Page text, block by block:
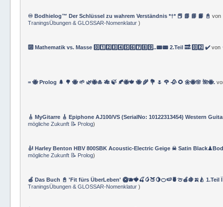
♾️ Bodhielog™ Der Schlüssel zu wahrem Verständnis *†* 📕 📗 📘 📙 📓von
TraningsÜbungen & GLOSSAR-Nomenklatur)
🔟 Mathematik vs. Masse 0️⃣1️⃣2️⃣3️⃣4️⃣5️⃣6️⃣7️⃣8️⃣9️⃣..📟📟 2.Teil 🔜 0️⃣2️⃣ ✔️von
= 🐝 Prolog 🌲 🌳 🐝 🌱 🌿🐝🎍 🎋 🍃 🍂🐝🍁 🐝 🌾 💐 🌷 🌹 🥀 🌻 🌼🐝🌸 🌺🐝.
🎸 MyGitarre 🎸 Epiphone AJ100/VS (SerialNo: 10122313454) Western
mögliche Zukunft 📝 Prolog)
🎻 Harley Benton HBV 800SBK Acoustic-Electric Geige ☠ Satin
mögliche Zukunft 📝 Prolog)
🍏 Das Buch 📓 'Fit fürs ÜberLeben' 🥝🫐🍓🍒🥭🍑🍋🍊🍉🍍🍈🍎🍇🍌🍐 1.Teil
TraningsÜbungen & GLOSSAR-Nomenklatur)